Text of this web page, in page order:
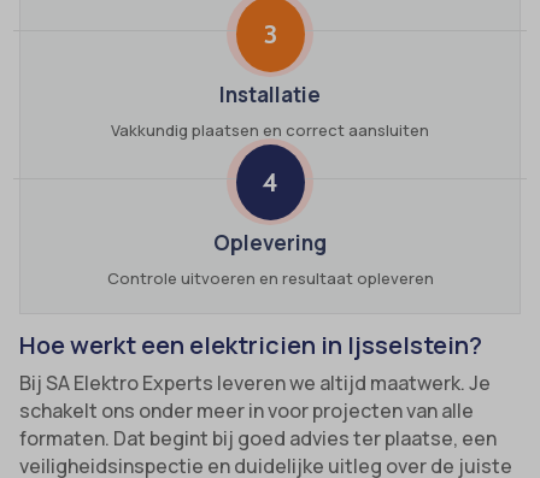
3
Installatie
Vakkundig plaatsen en correct aansluiten
4
Oplevering
Controle uitvoeren en resultaat opleveren
Hoe werkt een elektricien in Ijsselstein?
Bij SA Elektro Experts leveren we altijd maatwerk. Je
schakelt ons onder meer in voor projecten van alle
formaten. Dat begint bij goed advies ter plaatse, een
veiligheidsinspectie en duidelijke uitleg over de juiste